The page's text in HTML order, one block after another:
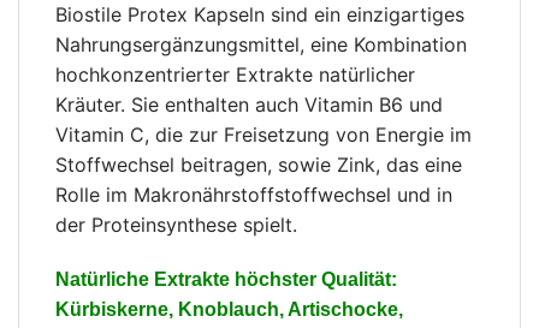
Biostile Protex Kapseln sind ein einzigartiges
Nahrungsergänzungsmittel, eine Kombination
hochkonzentrierter Extrakte natürlicher
Kräuter. Sie enthalten auch Vitamin B6 und
Vitamin C, die zur Freisetzung von Energie im
Stoffwechsel beitragen, sowie Zink, das eine
Rolle im Makronährstoffstoffwechsel und in
der Proteinsynthese spielt.
Natürliche Extrakte höchster Qualität:
Kürbiskerne, Knoblauch, Artischocke,